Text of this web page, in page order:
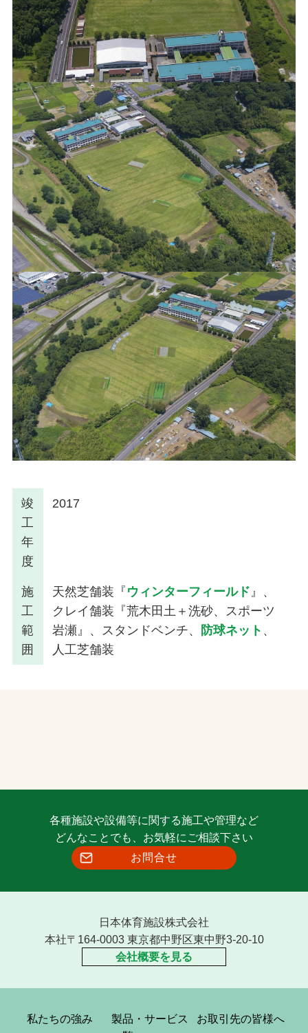
竣
工
年
度
2017
施
工
範
囲
天然芝舗装『 ウィンターフィールド』、
クレイ舗装『荒木田土＋洗砂、スポーツ
岩瀬』、スタンドベンチ、
防球ネット 、
人工芝舗装
各種施設や設備等に関する施工や管理など
どんなことでも、お気軽にご相談下さい
お問合せ
日本体育施設株式会社
本社〒164-0003 東京都中野区東中野3-20-10
会社概要を見る
私たちの強み
製品・サービス
お取引先の皆様へ